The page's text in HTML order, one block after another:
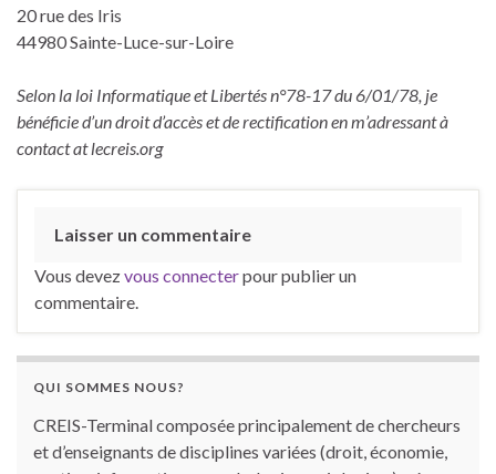
20 rue des Iris
44980 Sainte-Luce-sur-Loire
Selon la loi Informatique et Libertés n°78-17 du 6/01/78, je
bénéficie d’un droit d’accès et de rectification en m’adressant à
contact at lecreis.org
Laisser un commentaire
Vous devezvous connecterpour publier un
commentaire.
QUI SOMMES NOUS?
CREIS-Terminal composée principalement de chercheurs
et d’enseignants de disciplines variées (droit, économie,